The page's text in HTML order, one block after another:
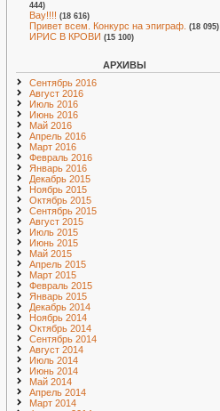
444)
Вау!!!! (18 616)
Привет всем. Конкурс на эпиграф. (18 095)
ИРИС В КРОВИ (15 100)
АРХИВЫ
Сентябрь 2016
Август 2016
Июль 2016
Июнь 2016
Май 2016
Апрель 2016
Март 2016
Февраль 2016
Январь 2016
Декабрь 2015
Ноябрь 2015
Октябрь 2015
Сентябрь 2015
Август 2015
Июль 2015
Июнь 2015
Май 2015
Апрель 2015
Март 2015
Февраль 2015
Январь 2015
Декабрь 2014
Ноябрь 2014
Октябрь 2014
Сентябрь 2014
Август 2014
Июль 2014
Июнь 2014
Май 2014
Апрель 2014
Март 2014